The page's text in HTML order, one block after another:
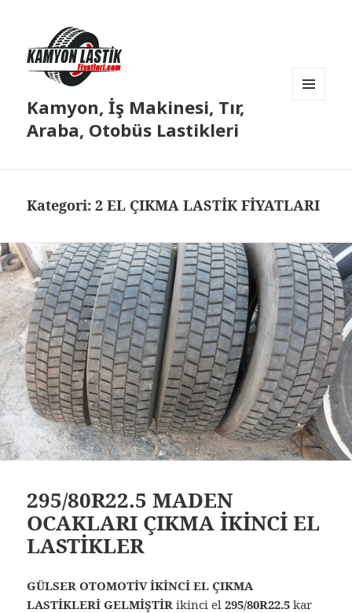
Kamyon, İş Makinesi, Tır,
Araba, Otobüs Lastikleri
Kategori:2 EL ÇIKMA LASTİK FİYATLARI
295/80R22.5 MADEN
OCAKLARI ÇIKMA İKİNCİ EL
LASTİKLER
GÜLSER OTOMOTİV İKİNCİ EL ÇIKMA
LASTİKLERİ GELMİŞTİRikinci el295/80R22.5kar